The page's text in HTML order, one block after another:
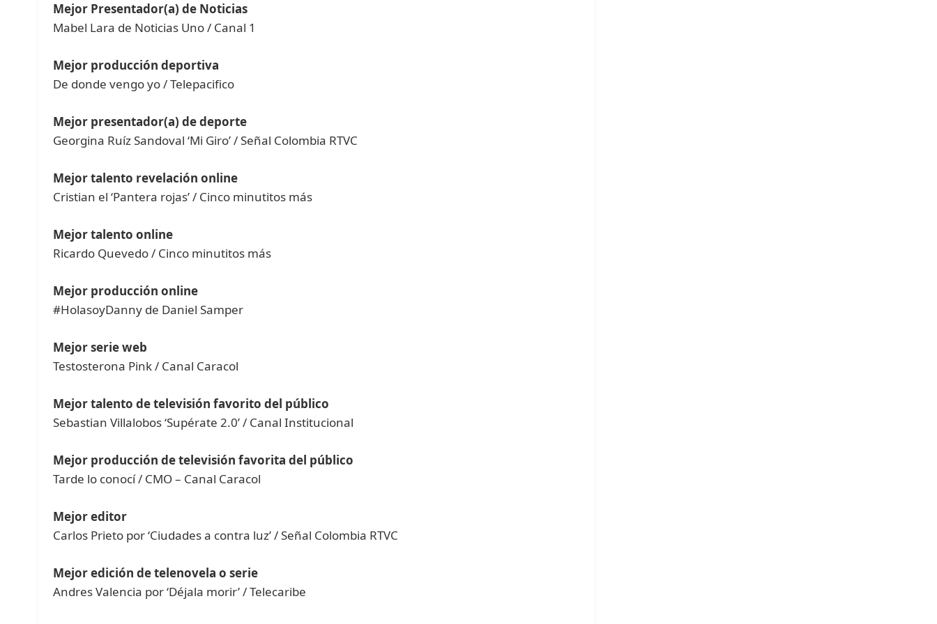
Mejor Presentador(a) de Noticias
Mabel Lara de Noticias Uno / Canal 1
Mejor producción deportiva
De donde vengo yo / Telepacifico
Mejor presentador(a) de deporte
Georgina Ruíz Sandoval ‘Mi Giro’ / Señal Colombia RTVC
Mejor talento revelación online
Cristian el ‘Pantera rojas’ / Cinco minutitos más
Mejor talento online
Ricardo Quevedo / Cinco minutitos más
Mejor producción online
#HolasoyDanny de Daniel Samper
Mejor serie web
Testosterona Pink / Canal Caracol
Mejor talento de televisión favorito del público
Sebastian Villalobos ‘Supérate 2.0’ / Canal Institucional
Mejor producción de televisión favorita del público
Tarde lo conocí / CMO – Canal Caracol
Mejor editor
Carlos Prieto por ‘Ciudades a contra luz’ / Señal Colombia RTVC
Mejor edición de telenovela o serie
Andres Valencia por ‘Déjala morir’ / Telecaribe